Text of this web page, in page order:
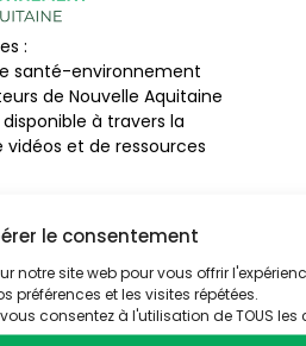
le consentement
notre site web pour vous offrir
préférences et les visites répétées.
consentez à l'utilisation de TOUS les
:
santé-environnement
de Nouvelle Aquitaine
à travers la
vidéos et de ressources
Alimentation
Eau